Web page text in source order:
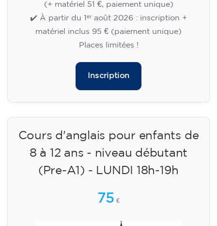
(+ matériel 51 €, paiement unique)
✔️ À partir du 1ᵉʳ août 2026 : inscription +
matériel inclus 95 € (paiement unique)
Places limitées !
Inscription
Cours d'anglais pour enfants de
8 à 12 ans - niveau débutant
(Pre-A1) - LUNDI 18h-19h
75 €